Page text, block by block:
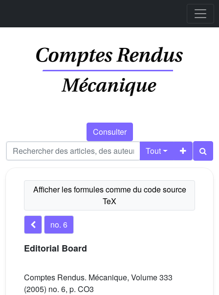
Consulter
Tout
no. 6
Editorial Board
Comptes Rendus. Mécanique, Volume 333
(2005) no. 6, p. CO3